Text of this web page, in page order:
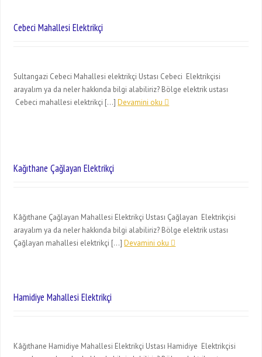
Cebeci Mahallesi Elektrikçi
Sultangazi Cebeci Mahallesi elektrikçi Ustası Cebeci Elektrikçisi
arayalım ya da neler hakkında bilgi alabiliriz? Bölge elektrik ustası
Cebeci mahallesi elektrikçi […]Devamini oku
Kağıthane Çağlayan Elektrikçi
Kâğıthane Çağlayan Mahallesi Elektrikçi Ustası Çağlayan Elektrikçisi
arayalım ya da neler hakkında bilgi alabiliriz? Bölge elektrik ustası
Çağlayan mahallesi elektrikçi […]Devamini oku
Hamidiye Mahallesi Elektrikçi
Kâğıthane Hamidiye Mahallesi Elektrikçi Ustası Hamidiye Elektrikçisi